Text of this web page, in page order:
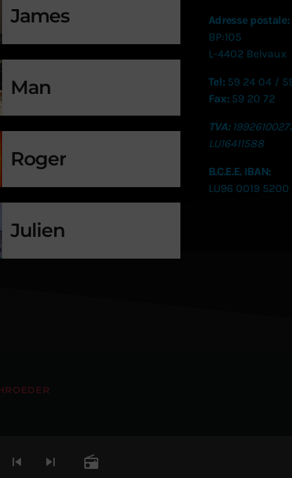
skip_previous skip_next radio
James
Man
Roger
Julien
Adresse postale:
BP:105
L-4402 Belvaux
Tel: 59 24 04 /
Fax: 59 20 72
TVA:
LU16411588
B.C.E.E. IBAN:
LU96 0019